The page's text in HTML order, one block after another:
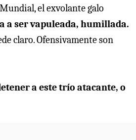
el exvolante galo
a ser vapuleada, humillada.
claro. Ofensivamente son
a este trío atacante, o